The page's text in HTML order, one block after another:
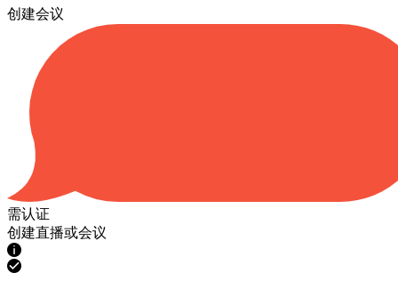
创建会议
需认证
创建直播或会议